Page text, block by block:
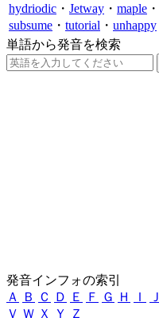
hydriodic ・ Jetway ・ maple ・
subsume ・ tutorial ・ unhappy
単語から発音を検索
発音インフォの索引
Ａ
Ｂ Ｃ Ｄ Ｅ Ｆ Ｇ Ｈ Ｉ Ｊ
Ｖ Ｗ Ｘ Ｙ Ｚ